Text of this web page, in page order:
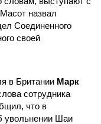
назвал
Соединенного
своей
в Британии Марк
сотрудника
что в
увольнении Шаи